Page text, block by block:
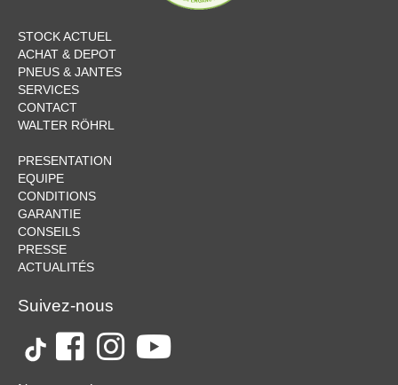
STOCK ACTUEL
ACHAT & DEPOT
PNEUS & JANTES
SERVICES
CONTACT
WALTER RÖHRL
PRESENTATION
EQUIPE
CONDITIONS
GARANTIE
CONSEILS
PRESSE
ACTUALITÉS
Suivez-nous